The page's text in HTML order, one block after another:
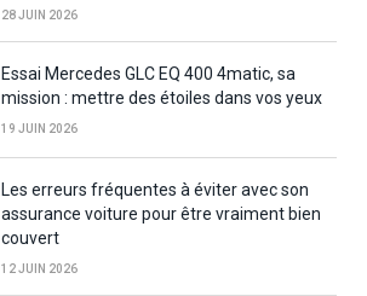
28 JUIN 2026
Essai Mercedes GLC EQ 400 4matic, sa
mission : mettre des étoiles dans vos yeux
19 JUIN 2026
Les erreurs fréquentes à éviter avec son
assurance voiture pour être vraiment bien
couvert
12 JUIN 2026